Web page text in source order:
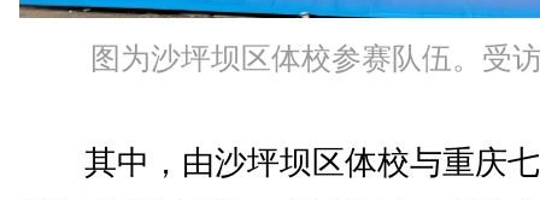
图为沙坪坝区体校参赛队伍。受
其中，由沙坪坝区体校与重庆七